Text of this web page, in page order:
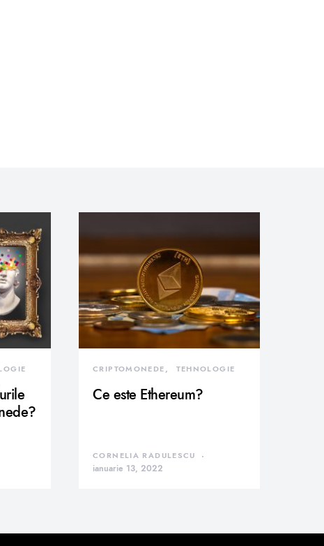
CRIPTOMONEDE TEHNOLOGIE
Ce este Ethereum?
CORNELIA RADULESCU
ianuarie 13, 2022